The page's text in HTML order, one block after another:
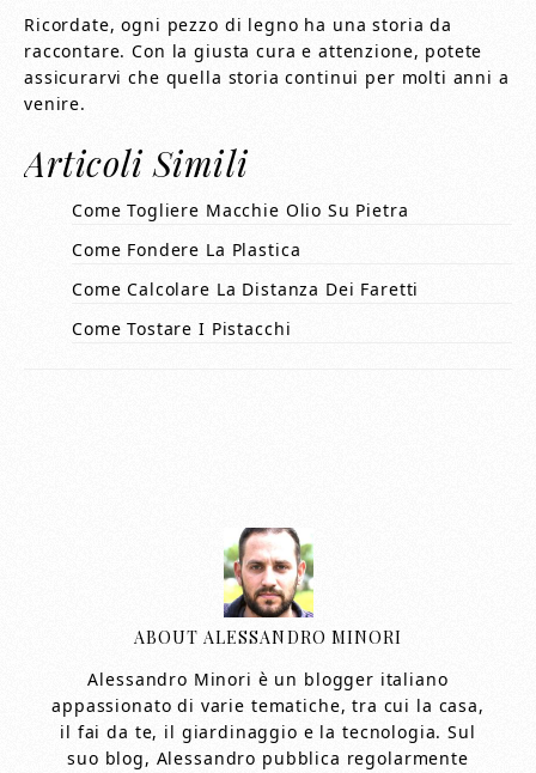
Ricordate, ogni pezzo di legno ha una storia da
raccontare. Con la giusta cura e attenzione, potete
assicurarvi che quella storia continui per molti anni a
venire.
Articoli Simili
Come Togliere Macchie Olio Su Pietra
Come Fondere La Plastica
Come Calcolare La Distanza Dei Faretti
Come Tostare I Pistacchi
ABOUTALESSANDRO MINORI
Alessandro Minori è un blogger italiano
appassionato di varie tematiche, tra cui la casa,
il fai da te, il giardinaggio e la tecnologia. Sul
suo blog, Alessandro pubblica regolarmente